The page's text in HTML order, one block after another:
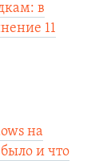
в
11
на
и что